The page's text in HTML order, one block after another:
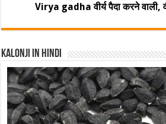
Virya gadha वीर्य पैदा करने वाली,
Kalonji In Hindi